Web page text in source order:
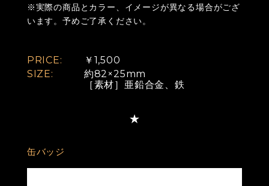
※実際の商品とカラー、イメージが異なる場合がござ
います。予めご了承ください。
PRICE:
￥1,500
SIZE:
約82×25mm
［素材］亜鉛合金、鉄
缶バッジ